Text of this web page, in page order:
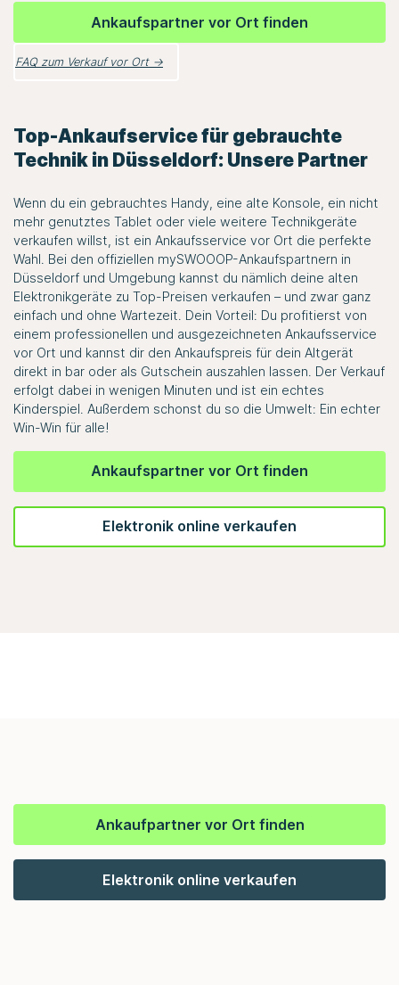
Ankaufspartner vor Ort finden
FAQ zum Verkauf vor Ort →
Top-Ankaufservice für gebrauchte
Technik in Düsseldorf: Unsere Partner
Wenn du ein gebrauchtes Handy, eine alte Konsole, ein nicht
mehr genutztes Tablet oder viele weitere Technikgeräte
verkaufen willst, ist ein Ankaufsservice vor Ort die perfekte
Wahl. Bei den offiziellen mySWOOOP-Ankaufspartnern in
Düsseldorf und Umgebung kannst du nämlich deine alten
Elektronikgeräte zu Top-Preisen verkaufen – und zwar ganz
einfach und ohne Wartezeit. Dein Vorteil: Du profitierst von
einem professionellen und ausgezeichneten Ankaufsservice
vor Ort und kannst dir den Ankaufspreis für dein Altgerät
direkt in bar oder als Gutschein auszahlen lassen. Der Verkauf
erfolgt dabei in wenigen Minuten und ist ein echtes
Kinderspiel. Außerdem schonst du so die Umwelt: Ein echter
Win-Win für alle!
Ankaufspartner vor Ort finden
Elektronik online verkaufen
Ankaufpartner vor Ort finden
Elektronik online verkaufen